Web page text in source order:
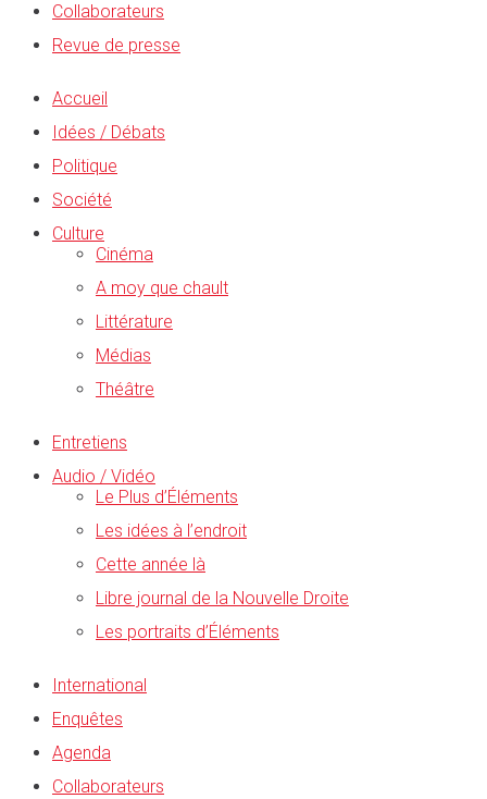
Collaborateurs
Revue de presse
Accueil
Idées / Débats
Politique
Société
Culture
Cinéma
A moy que chault
Littérature
Médias
Théâtre
Entretiens
Audio / Vidéo
Le Plus d’Éléments
Les idées à l’endroit
Cette année là
Libre journal de la Nouvelle Droite
Les portraits d’Éléments
International
Enquêtes
Agenda
Collaborateurs